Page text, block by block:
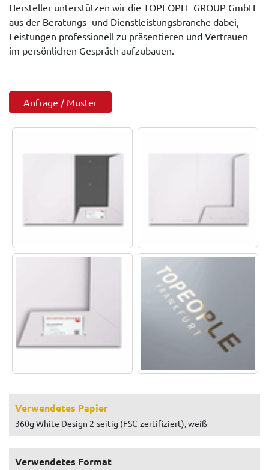
Hersteller unterstützen wir die TOPEOPLE GROUP GmbH
aus der Beratungs- und Dienstleistungsbranche dabei,
Leistungen professionell zu präsentieren und Vertrauen
im persönlichen Gespräch aufzubauen.
Anfrage / Muster
Verwendetes Papier
360g White Design 2-seitig (FSC-zertifiziert), weiß
Verwendetes Format